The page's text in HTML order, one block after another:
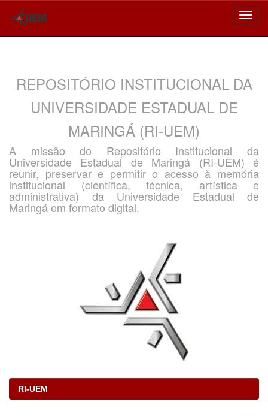
REPOSITÓRIO INSTITUCIONAL DA
UNIVERSIDADE ESTADUAL DE
MARINGÁ (RI-UEM)
A missão do Repositório Institucional da
Universidade Estadual de Maringá (RI-UEM) é
reunir, preservar e permitir o acesso à memória
institucional (científica, técnica, artística e
administrativa) da Universidade Estadual de
Maringá em formato digital.
RI-UEM